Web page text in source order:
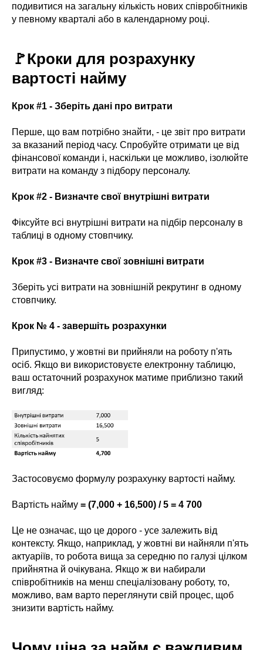
подивитися на загальну кількість нових співробітників
у певному кварталі або в календарному році.
🚩Кроки для розрахунку
вартості найму
Крок #1 - Зберіть дані про витрати
Перше, що вам потрібно знайти, - це звіт про витрати
за вказаний період часу. Спробуйте отримати це від
фінансової команди і, наскільки це можливо, ізолюйте
витрати на команду з підбору персоналу.
Крок #2 - Визначте свої внутрішні витрати
Фіксуйте всі внутрішні витрати на підбір персоналу в
таблиці в одному стовпчику.
Крок #3 - Визначте свої зовнішні витрати
Зберіть усі витрати на зовнішній рекрутинг в одному
стовпчику.
Крок № 4 - завершіть розрахунки
Припустимо, у жовтні ви прийняли на роботу п'ять
осіб. Якщо ви використовуєте електронну таблицю,
ваш остаточний розрахунок матиме приблизно такий
вигляд:
Застосовуємо формулу розрахунку вартості найму.
Вартість найму = (7,000 + 16,500) / 5 = 4 700
Це не означає, що це дорого - усе залежить від
контексту. Якщо, наприклад, у жовтні ви найняли п'ять
актуаріїв, то робота вища за середню по галузі цілком
прийнятна й очікувана. Якщо ж ви набирали
співробітників на менш спеціалізовану роботу, то,
можливо, вам варто переглянути свій процес, щоб
знизити вартість найму.